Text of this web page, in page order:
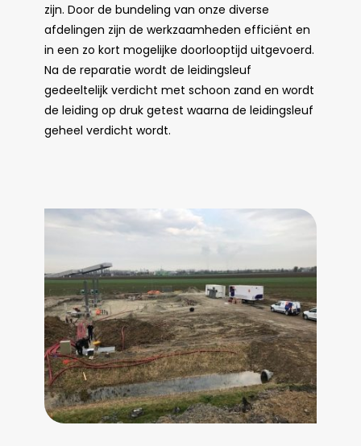
zijn. Door de bundeling van onze diverse
afdelingen zijn de werkzaamheden efficiënt en
in een zo kort mogelijke doorlooptijd uitgevoerd.
Na de reparatie wordt de leidingsleuf
gedeeltelijk verdicht met schoon zand en wordt
de leiding op druk getest waarna de leidingsleuf
geheel verdicht wordt.